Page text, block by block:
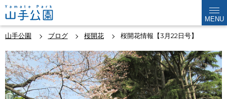
MENU
山手公園 ブログ 桜開花 桜開花情報【3月22日号】